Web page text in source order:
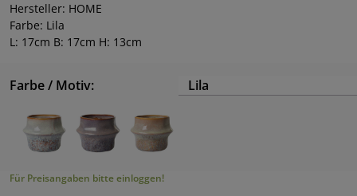
Hersteller: HOME
Farbe: Lila
L: 17cm B: 17cm H: 13cm
Farbe / Motiv: Lila
Für Preisangaben bitte einloggen!